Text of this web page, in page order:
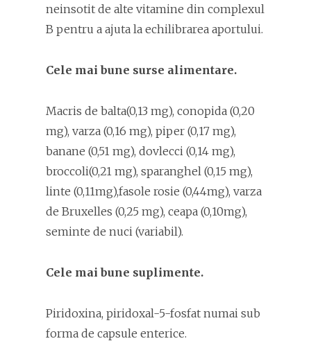
neinsotit de alte vitamine din complexul
B pentru a ajuta la echilibrarea aportului.
Cele mai bune surse alimentare.
Macris de balta(0,13 mg), conopida (0,20
mg), varza (0,16 mg), piper (0,17 mg),
banane (0,51 mg), dovlecci (0,14 mg),
broccoli(0,21 mg), sparanghel (0,15 mg),
linte (0,11mg),fasole rosie (0,44mg), varza
de Bruxelles (0,25 mg), ceapa (0,10mg),
seminte de nuci (variabil).
Cele mai bune suplimente.
Piridoxina, piridoxal-5-fosfat numai sub
forma de capsule enterice.